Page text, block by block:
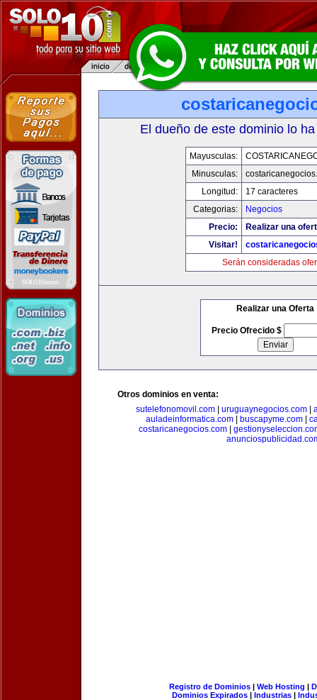
El dueño de este dominio lo
Mayusculas:
Minusculas:
Longitud:
17 caracteres
Categorias:
Negocios
Precio:
Realizar una
Visitar!
Serán consideradas
Realizar una Oferta
Precio Ofrecido $
Otros dominios en venta:
sutelefonomovil.com| uruguaynegocios.com|
auladeinformatica.com| buscapyme.com|
costaricanegocios.com|
Registro de Dominios| Web Hosting |
Dominios Expirados | Industrias |